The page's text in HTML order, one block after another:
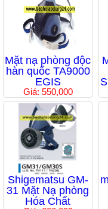
Mặt nạ phòng độc
hàn quốc TA9000
EGIS
Giá: 550,000
Shigematsu GM-
31 Mặt Nạ phòng
Hóa Chất